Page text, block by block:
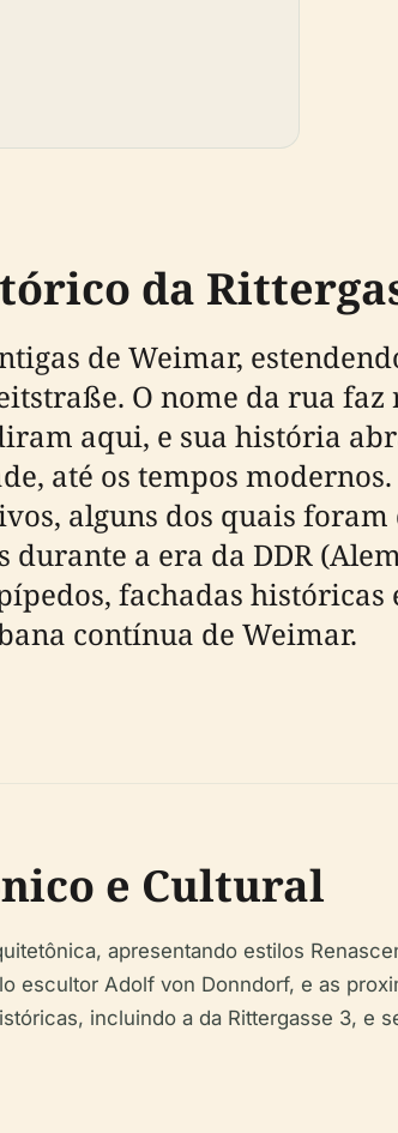
da
de Weimar,
O nome da rua
aqui, e sua história
até os tempos
alguns dos quais
a era da DDR
fachadas
contínua de Weimar.
e Cultural
apresentando estilos
escultor Adolf von Donndorf, e as
incluindo a da Rittergasse 3, e